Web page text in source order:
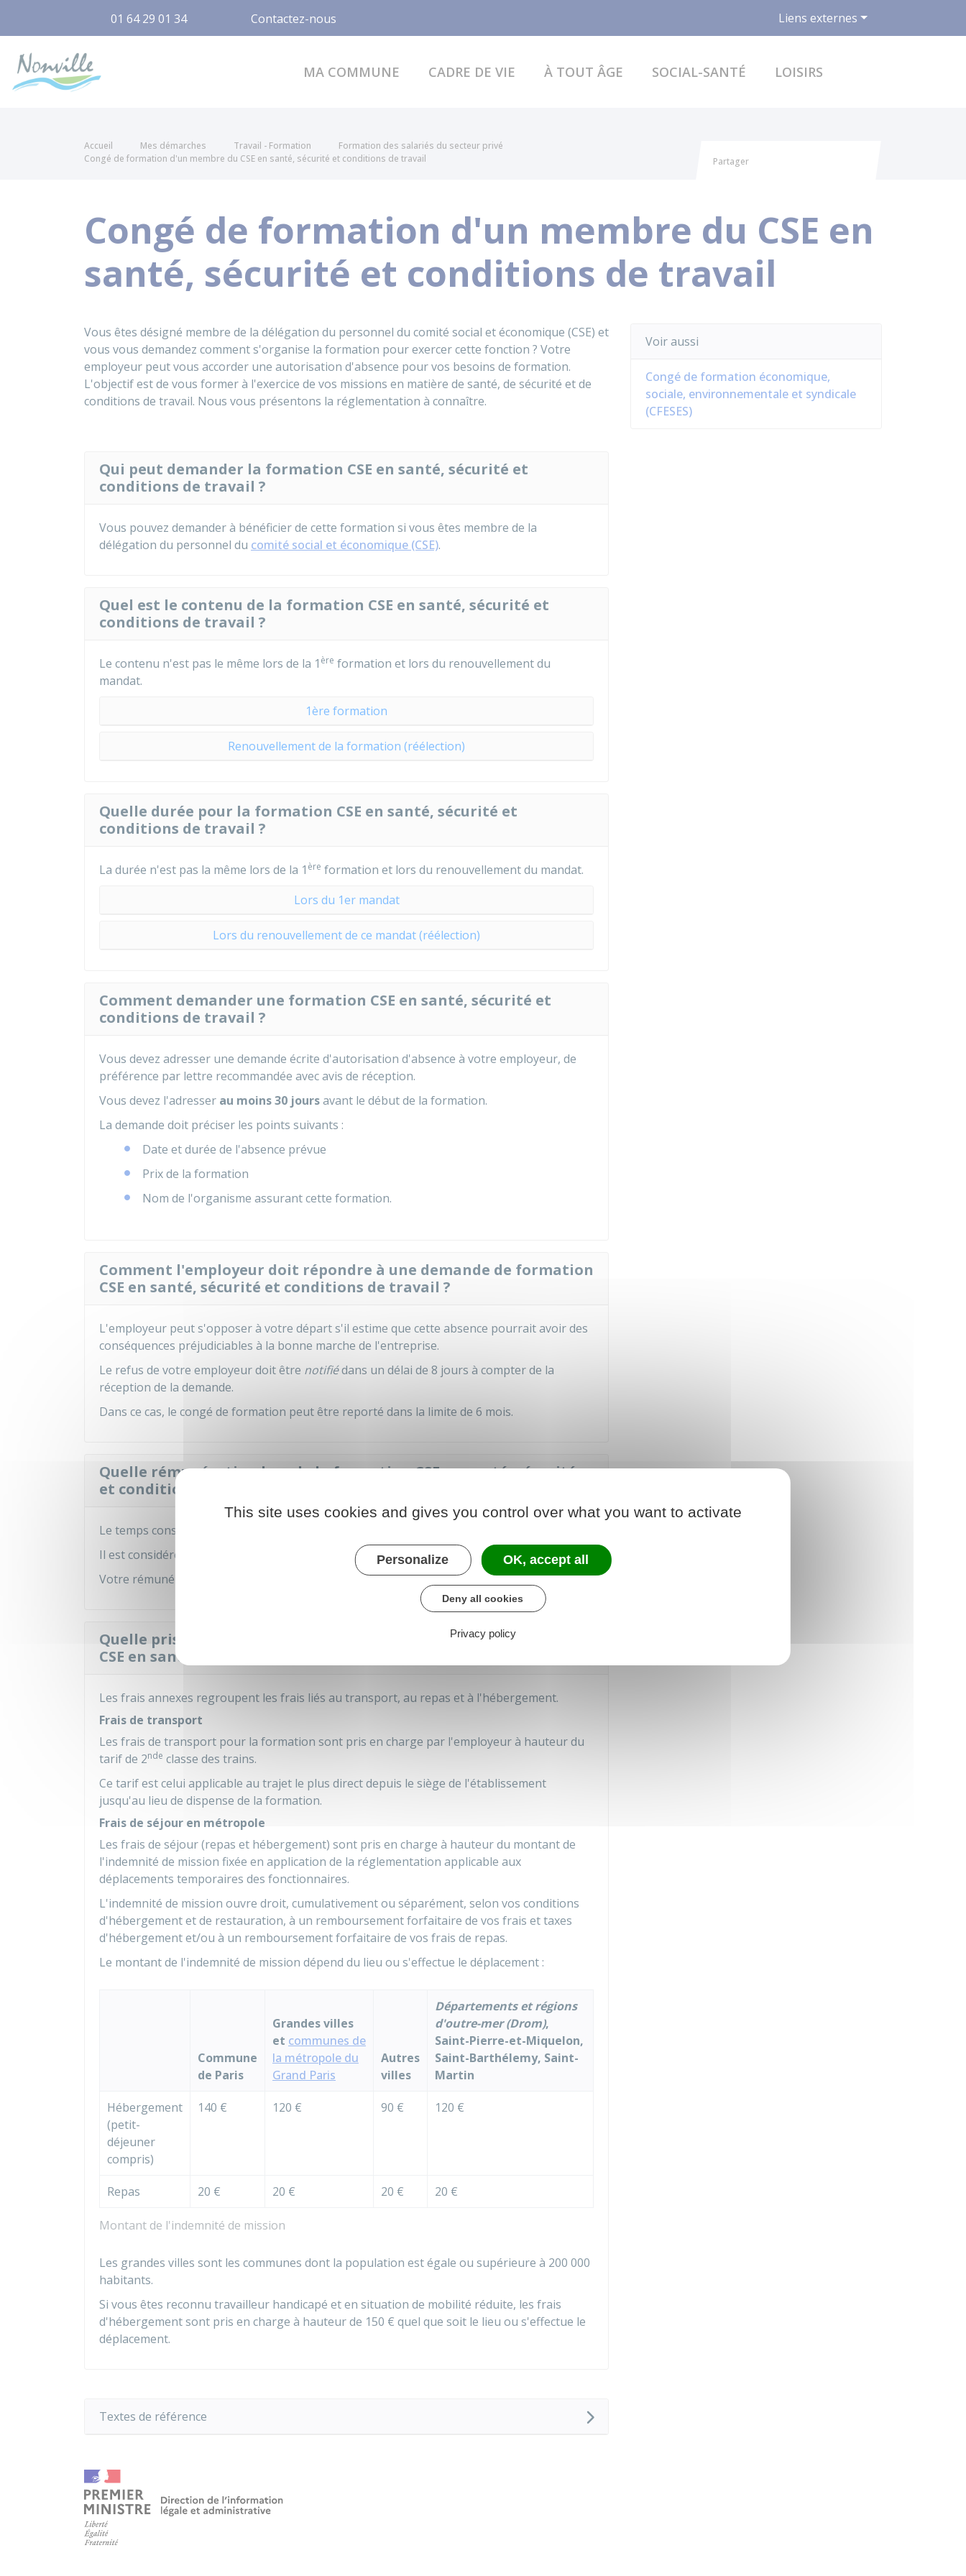
01 64 29 01 34 Contactez-nous Liens externes
MA COMMUNE CADRE DE VIE À TOUT ÂGE SOCIAL-SANTÉ LOISIRS
Accueil Mes démarches Travail - Formation
Formation des salariés du secteur privé
Congé de formation d'un membre du CSE en santé, sécurité et conditions de travail
Partager
Congé de formation d'un membre du CSE en
santé, sécurité et conditions de travail
Vous êtes désigné membre de la délégation du personnel du comité social et économique (CSE) et
vous vous demandez comment s'organise la formation pour exercer cette fonction ? Votre
employeur peut vous accorder une autorisation d'absence pour vos besoins de formation.
L'objectif est de vous former à l'exercice de vos missions en matière de santé, de sécurité et de
conditions de travail. Nous vous présentons la réglementation à connaître.
Qui peut demander la formation CSE en santé, sécurité et
conditions de travail ?
Vous pouvez demander à bénéficier de cette formation si vous êtes membre de la
délégation du personnel du comité social et économique (CSE).
Quel est le contenu de la formation CSE en santé, sécurité et
conditions de travail ?
Le contenu n'est pas le même lors de la 1 ère formation et lors du renouvellement du
mandat.
1ère formation
Renouvellement de la formation (réélection)
Quelle durée pour la formation CSE en santé, sécurité et
conditions de travail ?
La durée n'est pas la même lors de la 1 ère formation et lors du renouvellement du mandat.
Lors du 1er mandat
Lors du renouvellement de ce mandat (réélection)
Comment demander une formation CSE en santé, sécurité et
conditions de travail ?
Vous devez adresser une demande écrite d'autorisation d'absence à votre employeur, de
préférence par lettre recommandée avec avis de réception.
Vous devez l'adresser au moins 30 joursavant le début de la formation.
La demande doit préciser les points suivants :
Date et durée de l'absence prévue
Prix de la formation
Nom de l'organisme assurant cette formation.
Comment l'employeur doit répondre à une demande de formation
CSE en santé, sécurité et conditions de travail ?
L'employeur peut s'opposer à votre départ s'il estime que cette absence pourrait avoir des
conséquences préjudiciables à la bonne marche de l'entreprise.
Le refus de votre employeur doit être notifiédans un délai de 8 jours à compter de la
réception de la demande.
Dans ce cas, le congé de formation peut être reporté dans la limite de 6 mois.
Quelle rémunération lors de la formation CSE en santé, sécurité
et conditions de travail ?
Le temps consacré à la formation est pris sur le temps de travail.
Il est considéré et rémunéré comme temps de travail effectif.
Votre rémunération est donc
pendant la formation par votre employeur.
Quelle prise en charge pour les frais annexes lors de la formation
CSE en santé, sécurité et conditions de travail ?
Les frais annexes regroupent les frais liés au transport, au repas et à l'hébergement.
Frais de transport
Les frais de transport pour la formation sont pris en charge par l'employeur à hauteur du
tarif de 2nde classe des trains.
Ce tarif est celui applicable au trajet le plus direct depuis le siège de l'établissement
jusqu'au lieu de dispense de la formation.
Frais de séjour en métropole
Les frais de séjour (repas et hébergement) sont pris en charge à hauteur du montant de
l'indemnité de mission fixée en application de la réglementation applicable aux
déplacements temporaires des fonctionnaires.
L'indemnité de mission ouvre droit, cumulativement ou séparément, selon vos conditions
d'hébergement et de restauration, à un remboursement forfaitaire de vos frais et taxes
d'hébergement et/ou à un remboursement forfaitaire de vos frais de repas.
Le montant de l'indemnité de mission dépend du lieu ou s'effectue le déplacement :
Montant de l'indemnité de mission
Commune
de Paris
Grandes villes
et communes de
la métropole du
Grand Paris
Autres
villes
Départements et régions
d'outre-mer (Drom),
Saint-Pierre-et-Miquelon,
Saint-Barthélemy, Saint-
Martin
Hébergement
(petit-
déjeuner
compris)
140 € 120 € 90 € 120 €
Repas 20 € 20 € 20 € 20 €
Les grandes villes sont les communes dont la population est égale ou supérieure à 200 000
habitants.
Si vous êtes reconnu travailleur handicapé et en situation de mobilité réduite, les frais
d'hébergement sont pris en charge à hauteur de 150 € quel que soit le lieu ou s'effectue le
déplacement.
Textes de référence
Voir aussi
Congé de formation économique,
sociale, environnementale et syndicale
(CFESES)
This site uses cookies and gives you control over what you want to activate
Personalize OK, accept all
Deny all cookies
Privacy policy